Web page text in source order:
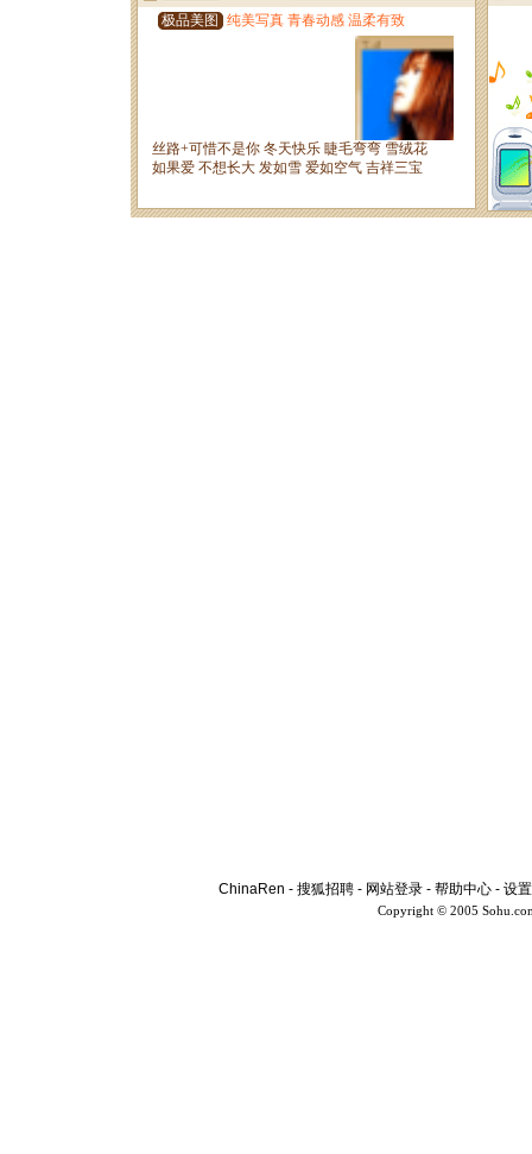
ChinaRen - 搜狐招聘 - 网站登录 - 帮助中心 - 设
Copyright © 2005